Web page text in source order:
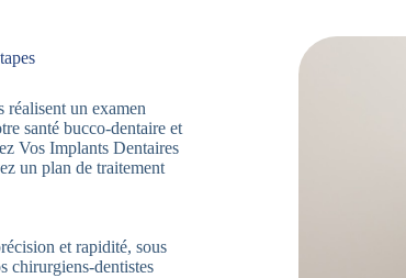
réalisent un examen
santé bucco-dentaire et
Vos Implants Dentaires
un plan de traitement
et rapidité, sous
chirurgiens-dentistes